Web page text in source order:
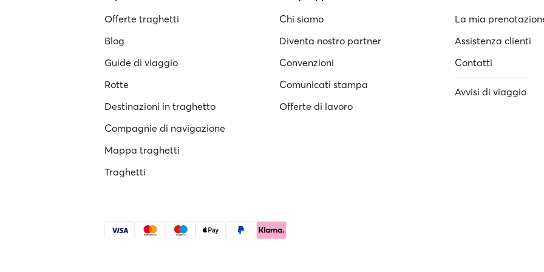
Offerte traghetti
Blog
Guide di viaggio
Rotte
Destinazioni in traghetto
Compagnie di navigazione
Mappa traghetti
Traghetti
Chi siamo
Diventa nostro partner
Convenzioni
Comunicati stampa
Offerte di lavoro
La mia
Assistenza clienti
Contatti
Avvisi di viaggio